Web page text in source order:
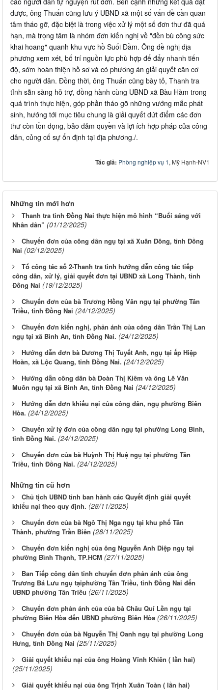
được, ông Thuấn cũng lưu ý UBND xã một số vấn đề cần quan
tâm tháo gỡ, đặc biệt là trong việc xử lý một số đơn thư đã quá
hạn, mà trọng tâm là nhóm đơn kiến nghị về "đền bù công sức
khai hoang" quanh khu vực hồ Suối Đầm. Ông đề nghị địa
phương xem xét, bố trí nguồn lực phù hợp để đẩy nhanh tiến
độ, sớm hoàn thiện hồ sơ và có phương án giải quyết căn cơ
cho người dân. Đồng thời, ông Thuấn cũng bày tỏ, Thanh tra
tỉnh sẵn sàng hỗ trợ, đồng hành cùng UBND xã Bàu Hàm trong
quá trình thực hiện, góp phần tháo gỡ những vướng mắc phát
sinh, hướng tới mục tiêu chung là giải quyết dứt điểm các đơn
thư còn tồn đọng, bảo đảm quyền và lợi ích hợp pháp của công
dân, củng cố sự ổn định tại địa phương./.
Tác giả: Phòng nghiệp vụ 1, Mỹ Hạnh-NV1
Những tin mới hơn
Thanh tra tỉnh Đồng Nai thực hiện mô hình “Buổi sáng với
Nhân dân” (01/12/2025)
Chuyển đơn của công dân ngụ tại xã Xuân Đông, tỉnh Đồng
Nai (02/12/2025)
Tổ công tác số 2-Thanh tra tỉnh hướng dẫn công tác tiếp
công dân, xử lý, giải quyết đơn tại UBND xã Long Thành, tỉnh
Đồng Nai (19/12/2025)
Chuyển đơn của bà Trương Hồng Vân ngụ tại phường Tân
Triều, tỉnh Đồng Nai (24/12/2025)
Chuyển đơn kiến nghị, phản ánh của công dân Trần Thị Lan
ngụ tại xã Bình An, tỉnh Đồng Nai. (24/12/2025)
Hướng dẫn đơn bà Dương Thị Tuyết Anh, ngụ tại ấp Hiệp
Hoàn, xã Lộc Quang, tỉnh Đồng Nai. (24/12/2025)
Hướng dẫn công dân bà Đoàn Thị Kiêm và ông Lê Văn
Muôn ngụ tại xã Bình An, tỉnh Đồng Nai (24/12/2025)
Hướng dẫn đơn khiếu nại của công dân, ngụ phường Biên
Hòa. (24/12/2025)
Chuyển xử lý đơn của công dân ngụ tại phường Long Bình,
tỉnh Đồng Nai. (24/12/2025)
Chuyển đơn của bà Huỳnh Thị Huệ ngụ tại phường Tân
Triều, tỉnh Đồng Nai. (24/12/2025)
Những tin cũ hơn
Chủ tịch UBND tỉnh ban hành các Quyết định giải quyết
khiếu nại theo quy định. (28/11/2025)
Chuyển đơn của bà Ngô Thị Nga ngụ tại khu phố Tân
Thành, phường Trần Biên (28/11/2025)
Chuyển đơn kiến nghị của ông Nguyễn Anh Diệp ngụ tại
phường Bình Thạnh, TP.HCM (27/11/2025)
Ban Tiếp công dân tỉnh chuyển đơn phản ánh của ông
Trương Bá Lưu ngụ tạiphường Tân Triều, tỉnh Đồng Nai đến
UBND phường Tân Triều (26/11/2025)
Chuyển đơn phản ánh của của bà Châu Quí Lền ngụ tại
phường Biên Hòa đến UBND phường Biên Hòa (26/11/2025)
Chuyển đơn của bà Nguyễn Thị Oanh ngụ tại phường Long
Hưng, tỉnh Đồng Nai (25/11/2025)
Giải quyết khiếu nại của ông Hoàng Vĩnh Khiên ( lần hai)
(25/11/2025)
Giải quyết khiếu nại của ông Trịnh Xuân Toàn ( lần hai)